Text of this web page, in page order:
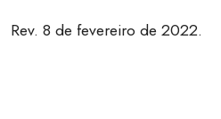
Rev. 8 de fevereiro de 2022.